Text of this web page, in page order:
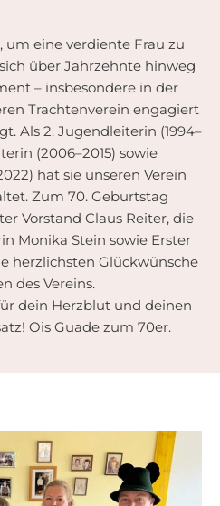
um eine verdiente Frau zu
über Jahrzehnte hinweg
– insbesondere in der
Trachtenverein engagiert
Als 2. Jugendleiterin (1994–
(2006–2015) sowie
hat sie unseren Verein
Zum 70. Geburtstag
Vorstand Claus Reiter, die
Monika Stein sowie Erster
herzlichsten Glückwünsche
des Vereins.
dein Herzblut und deinen
Ois Guade zum 70er.